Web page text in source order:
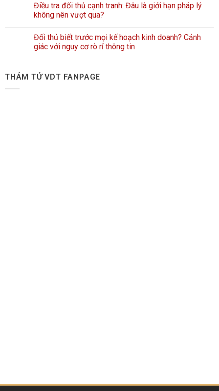
Điều tra đối thủ cạnh tranh: Đâu là giới hạn pháp lý
không nên vượt qua?
Đối thủ biết trước mọi kế hoạch kinh doanh? Cảnh
giác với nguy cơ rò rỉ thông tin
THÁM TỬ VDT FANPAGE